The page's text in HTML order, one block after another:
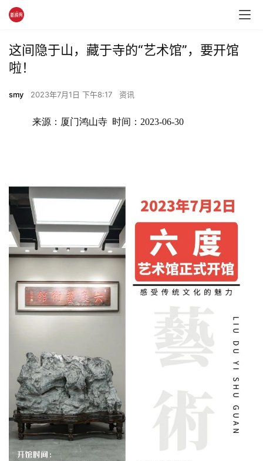
这间隐于山，藏于寺的“艺术馆”，要开馆
啦！
smy 2023年7月1日 下午8:17 资讯
来源：厦门鸿山寺  时间：2023-06-30